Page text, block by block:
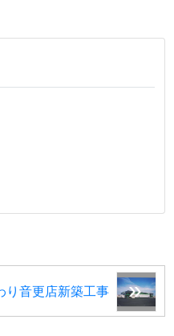
り音更店新築工事